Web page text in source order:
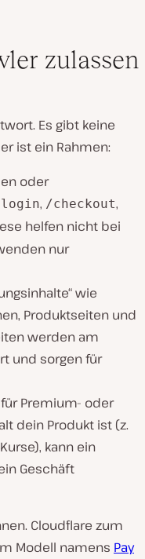
zulassen
Es gibt keine
ist ein Rahmen:
oder
, /checkout,
helfen nicht bei
nur
wie
Produktseiten und
werden am
und sorgen für
Premium- oder
dein Produkt ist (z.
kann ein
Geschäft
Cloudflare zum
Modell namens Pay